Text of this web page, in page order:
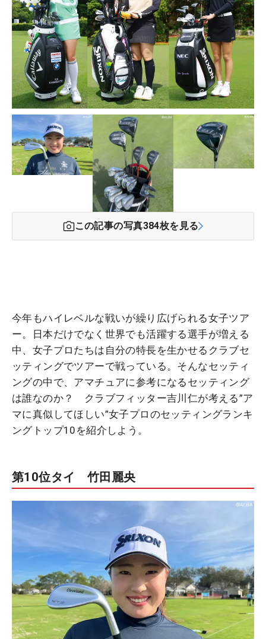
この記事の写真384枚を見る
今年もハイレベルな戦いが繰り広げられる女子ツア
ー。日本だけでなく世界でも活躍する選手が増える
中、女子プロたちは自分の特長を生かせるクラブセ
ッティングでツアーで戦っている。そんなセッティ
ングの中で、アマチュアに参考になるセッティング
は誰なのか？ クラブフィッター吉川仁が考える”ア
マに真似してほしい”女子プロのセッティングランキ
ングトップ10を紹介しよう。
第10位タイ 竹田麗央